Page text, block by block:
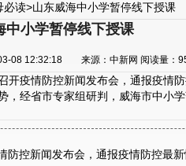
必读>山东威海中小学暂停线下授课
中小学暂停线下授课
08 12:32:18 来源：中新网 阅读量
疫情防控新闻发布会，通报疫情防
，经省市专家组研判，威海市中小
防控新闻发布会，通报疫情防控最